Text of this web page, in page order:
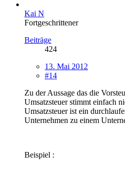
Kai N
Fortgeschrittener
Beiträge
424
13. Mai 2012
#14
Zu der Aussage das die
Umsatzsteuer stimmt einfach
Umsatzsteuer ist ein
Unternehmen zu einem
Beispiel :